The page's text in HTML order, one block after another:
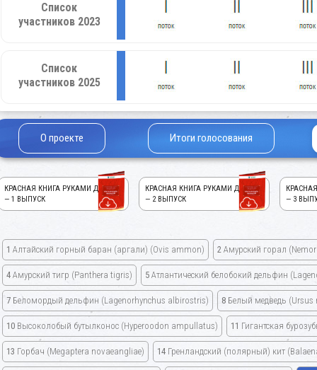
Список
участников 2023
Список
участников 2025
О проекте Итоги голосования
КРАСНАЯ КНИГА РУКАМИ ДЕТЕЙ!
— 1 ВЫПУСК
КРАСНАЯ КНИГА РУКАМИ ДЕТЕЙ!
— 2 ВЫПУСК
— 3
1 Алтайский горный баран (аргали) (Ovis ammon) 2 Амурский горал
4 Амурский тигр (Panthera tigris) 5 Атлантический белобокий дельфин
7 Беломордый дельфин (Lagenorhynchus albirostris) 8 Белый медведь
10 Высоколобый бутылконос (Hyperoodon ampullatus) 11 Гигантская
13 Горбач (Megaptera novaeangliae) 14 Гренландский (полярный) кит